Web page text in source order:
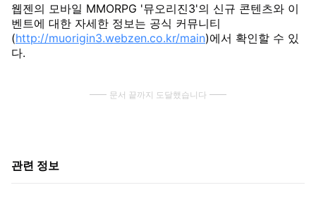
웹젠의 모바일 MMORPG '뮤오리진3'의 신규 콘텐츠와 이
벤트에 대한 자세한 정보는 공식 커뮤니티
(http://muorigin3.webzen.co.kr/main)에서 확인할 수 있
다.
문서 끝까지 도달했습니다
관련 정보